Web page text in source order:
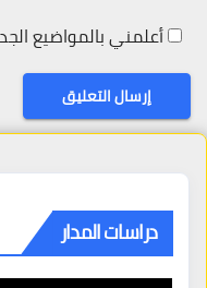
أعلمني بالمواضيع
دراسات المدار